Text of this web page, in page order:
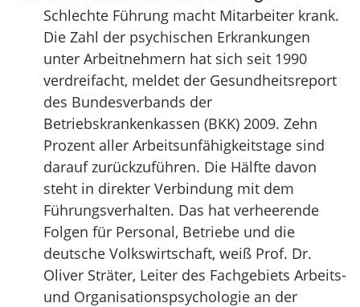
Schlechte Führung macht Mitarbeiter krank.
Die Zahl der psychischen Erkrankungen
unter Arbeitnehmern hat sich seit 1990
verdreifacht, meldet der Gesundheitsreport
des Bundesverbands der
Betriebskrankenkassen (BKK) 2009. Zehn
Prozent aller Arbeitsunfähigkeitstage sind
darauf zurückzuführen. Die Hälfte davon
steht in direkter Verbindung mit dem
Führungsverhalten. Das hat verheerende
Folgen für Personal, Betriebe und die
deutsche Volkswirtschaft, weiß Prof. Dr.
Oliver Sträter, Leiter des Fachgebiets Arbeits-
und Organisationspsychologie an der